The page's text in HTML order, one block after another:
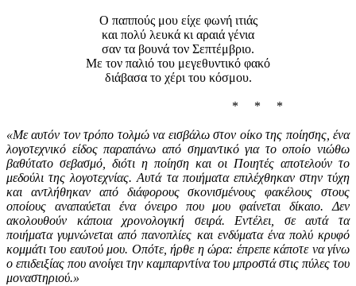
Ο παππούς μου είχε φωνή ιτιάς
και πολύ λευκά κι αραιά γένια
σαν τα βουνά τον Σεπτέμβριο.
Με τον παλιό του μεγεθυντικό φακό
διάβασα το χέρι του κόσμου.
* * *
«Με αυτόν τον τρόπο τολμώ να εισβάλω στον οίκο της ποίησης, ένα
λογοτεχνικό είδος παραπάνω από σημαντικό για το οποίο νιώθω
βαθύτατο σεβασμό, διότι η ποίηση και οι Ποιητές αποτελούν το
μεδούλι της λογοτεχνίας. Αυτά τα ποιήματα επιλέχθηκαν στην τύχη
και αντλήθηκαν από διάφορους σκονισμένους φακέλους στους
οποίους αναπαύεται ένα όνειρο που μου φαίνεται δίκαιο. Δεν
ακολουθούν κάποια χρονολογική σειρά. Εντέλει, σε αυτά τα
ποιήματα γυμνώνεται από πανοπλίες και ενδύματα ένα πολύ κρυφό
κομμάτι του εαυτού μου. Οπότε, ήρθε η ώρα: έπρεπε κάποτε να γίνω
ο επιδειξίας που ανοίγει την καμπαρντίνα του μπροστά στις πύλες του
μοναστηριού.»